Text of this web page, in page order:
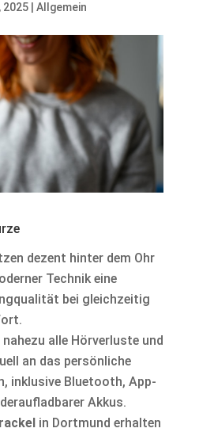
2025| Allgemein
dezent hinter dem Ohr
Technik eine
bei gleichzeitig
alle Hörverluste und
an das persönliche
inklusive Bluetooth, App-
Akkus.
in Dortmund erhalten